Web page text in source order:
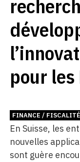
pour les
FINANCE / FISCALITÉ
En Suisse, les
nouvelles
sont guère